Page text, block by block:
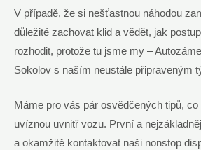
V případě, že si nešťastnou náhodou
důležité zachovat klid a vědět, jak
rozhodit, protože tu jsme my –
Sokolov s naším neustále připraveným
Máme pro vás pár osvědčených tipů,
uvíznou uvnitř vozu. První a
a okamžitě kontaktovat naši nonstop